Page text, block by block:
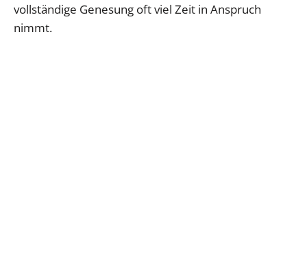
vollständige Genesung oft viel Zeit in Anspruch
nimmt.